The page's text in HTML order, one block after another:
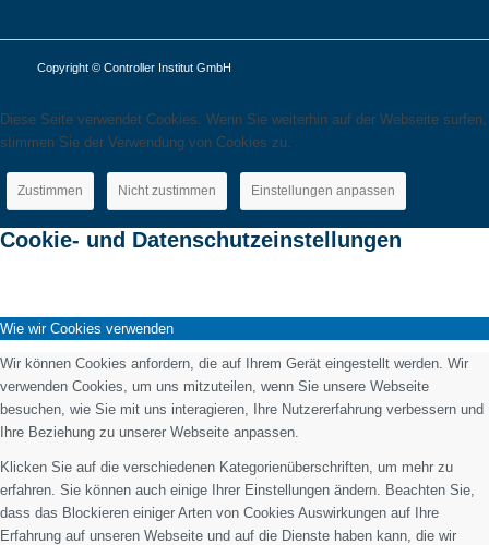
Copyright © Controller Institut GmbH
Diese Seite verwendet Cookies. Wenn Sie weiterhin auf der Webseite surfen,
stimmen Sie der Verwendung von Cookies zu.
Zustimmen Nicht zustimmen Einstellungen anpassen
Cookie- und Datenschutzeinstellungen
Wie wir Cookies verwenden
Wir können Cookies anfordern, die auf Ihrem Gerät eingestellt werden. Wir
verwenden Cookies, um uns mitzuteilen, wenn Sie unsere Webseite
besuchen, wie Sie mit uns interagieren, Ihre Nutzererfahrung verbessern und
Ihre Beziehung zu unserer Webseite anpassen.
Klicken Sie auf die verschiedenen Kategorienüberschriften, um mehr zu
erfahren. Sie können auch einige Ihrer Einstellungen ändern. Beachten Sie,
dass das Blockieren einiger Arten von Cookies Auswirkungen auf Ihre
Erfahrung auf unseren Webseite und auf die Dienste haben kann, die wir